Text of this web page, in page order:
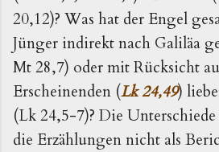
20,12)? Was hat der Engel
Jünger indirekt nach Galiläa
Mt 28,7) oder mit Rücksicht
Erscheinenden (Lk 24,49)
(Lk 24,5-7)? Die Unterschiede
die Erzählungen nicht als